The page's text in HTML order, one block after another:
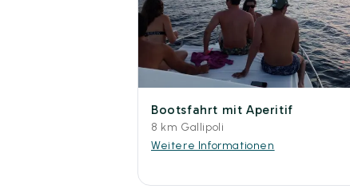
Bootsfahrt mit Aperitif
8 km Gallipoli
Weitere Informationen